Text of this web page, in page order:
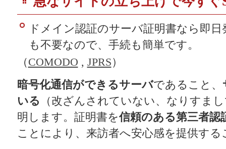
ドメイン認証のサーバ証明書なら即
も不要なので、手続も簡単です。
（COMODO , JPRS）
暗号化通信ができるサーバであること、
いる
（改ざんされていない、なりすま
明します。証明書を信頼のある第三者認
ことにより、来訪者へ安心感を提供す